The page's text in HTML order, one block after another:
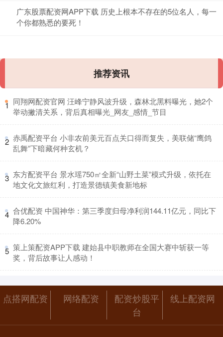
广东股票配资网APP下载 历史上根本不存在的5位名人，每一
个你都熟悉的要死！
推荐资讯
1 ​同翔网配资官网 汪峰宁静风波升级，森林北黑料曝光，她2个
举动撇清关系，背后真相曝光_网友_感情_节目
2 ​赤禹配资平台 小非农前美元百点关口得而复失，美联储“鹰鸽
乱舞”下暗藏何种玄机？
3 ​东方配资平台 景水瑶750㎡全新“山野土菜”模式升级，依托在
地文化文旅红利，打造景德镇美食新地标
4 ​合优配资 中国神华：第三季度归母净利润144.11亿元，同比下
降6.20%
5 ​策上策配资APP下载 建始县中职教师在全国大赛中斩获一等
奖，背后故事让人感动！
点搭网配资 网络配资
配资炒股平
台
线上配资网